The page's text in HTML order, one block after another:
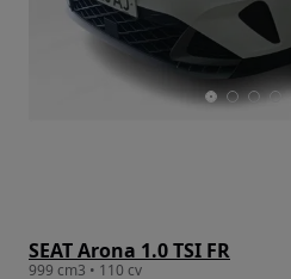
SEAT Arona 1.0 TSI FR
999 cm3 • 110 cv